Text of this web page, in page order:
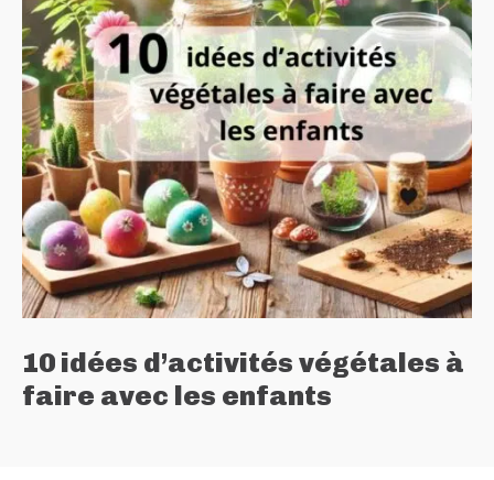
10 idées d’activités végétales à
faire avec les enfants